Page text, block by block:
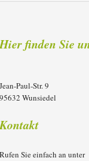
finden Sie
Paul-Str. 9
Wunsiedel
Sie einfach an unter